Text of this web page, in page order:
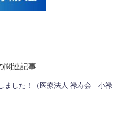
関連記事
ました！（医療法人 禄寿会 小禄